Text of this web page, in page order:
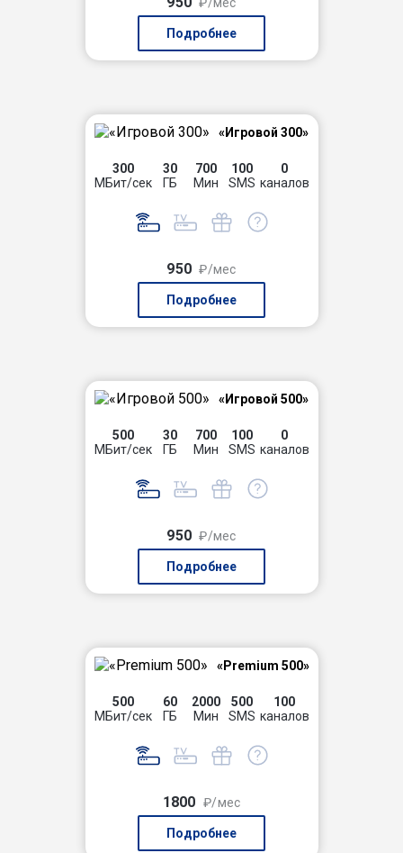
Подробнее
«Игровой 300»
300
МБит/сек
30
ГБ
700
Мин
100
SMS
0
каналов
950 ₽/мес
Подробнее
«Игровой 500»
500
МБит/сек
30
ГБ
700
Мин
100
SMS
0
каналов
950 ₽/мес
Подробнее
«Premium 500»
500
МБит/сек
60
ГБ
2000
Мин
500
SMS
100
каналов
1800 ₽/мес
Подробнее